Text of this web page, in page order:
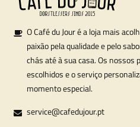
O Café du Jour é a loja mais
paixão pela qualidade e pelo
chás até à sua casa. Os
escolhidos e o serviço
momento especial.
service@cafedujour.pt